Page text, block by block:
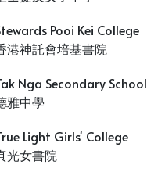
Pooi Kei College
港神託會培基書院
Nga Secondary School
雅中學
Light Girls' College
光女書院